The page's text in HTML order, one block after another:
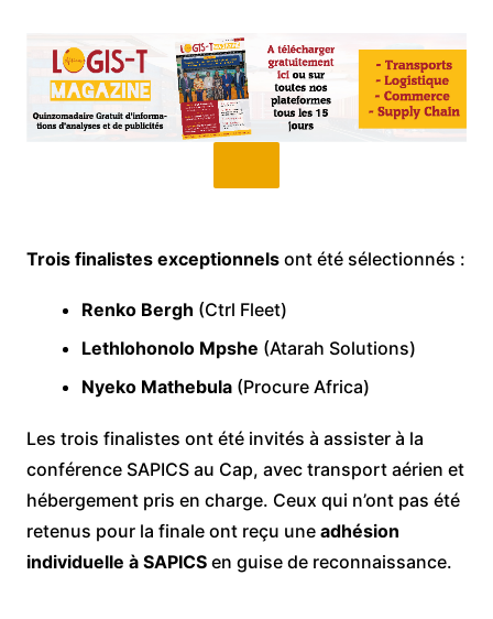
Trois finalistes exceptionnelsont été sélectionnés :
Renko Bergh (Ctrl Fleet)
Lethlohonolo Mpshe (Atarah Solutions)
Nyeko Mathebula(Procure Africa)
Les trois finalistes ont été invités à assister à la
conférence SAPICS au Cap, avec transport aérien et
hébergement pris en charge. Ceux qui n’ont pas été
retenus pour la finale ont reçu une adhésion
individuelle à SAPICSen guise de reconnaissance.